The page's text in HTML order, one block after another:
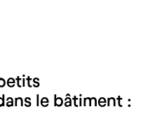
le bâtiment :